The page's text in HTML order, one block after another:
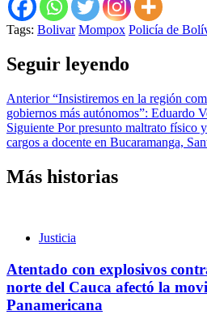
Tags: Bolivar Mompox Policía de
Seguir leyendo
Anterior“Insistiremos en la región
gobiernos más autónomos”: Eduardo
Siguiente Por presunto maltrato físico
cargos a docente en Bucaramanga,
Más historias
Justicia
Atentado con explosivos
norte del Cauca afectó la
Panamericana